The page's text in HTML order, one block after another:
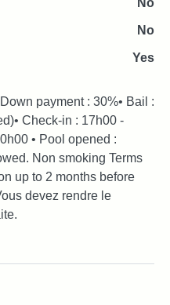
No
No
Yes
payment : 30%• Bail :
Check-in : 17h00 -
• Pool opened :
Non smoking Terms
up to 2 months before
devez rendre le